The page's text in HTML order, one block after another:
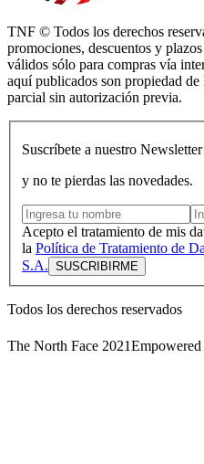
TNF © Todos los derechos
promociones, descuentos y
válidos sólo para compras vía
aquí publicados son propiedad
parcial sin autorización previa.
Suscríbete a nuestro Newsletter
y no te pierdas las novedades.
Acepto el tratamiento de mis
la Política de Tratamiento de
S.A.
Todos los derechos reservados
The North Face 2021